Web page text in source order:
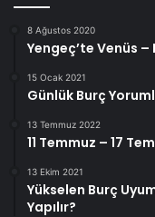
8 Ağustos 2020
Yengeç’te Venüs
15 Ocak 2021
Günlük Burç
13 Temmuz 2022
11 Temmuz – 17
13 Ekim 2021
Yükselen Burç
Yapılır?